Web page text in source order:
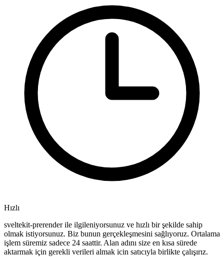
Hızlı
sveltekit-prerender ile ilgileniyorsunuz ve hızlı bir şekilde sahip
olmak istiyorsunuz. Biz bunun gerçekleşmesini sağlıyoruz. Ortalama
işlem süremiz sadece 24 saattir. Alan adını size en kısa sürede
aktarmak için gerekli verileri almak icin satıcıyla birlikte çalışırız.